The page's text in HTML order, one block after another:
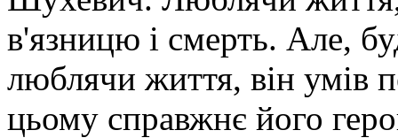
в'язницю і смерть. Але,
люблячи життя, він умів
цьому справжнє його